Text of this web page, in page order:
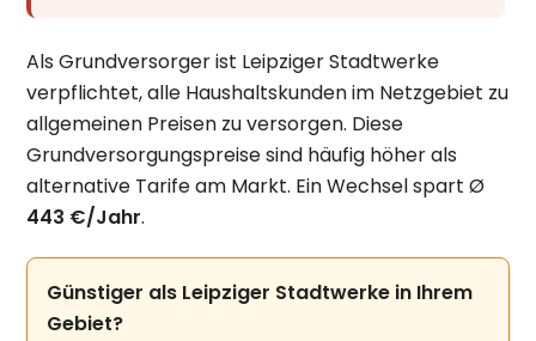
Als Grundversorger ist Leipziger Stadtwerke
verpflichtet, alle Haushaltskunden im Netzgebiet zu
allgemeinen Preisen zu versorgen. Diese
Grundversorgungspreise sind häufig höher als
alternative Tarife am Markt. Ein Wechsel spart Ø
443 €/Jahr.
Günstiger als Leipziger Stadtwerke in Ihrem
Gebiet?